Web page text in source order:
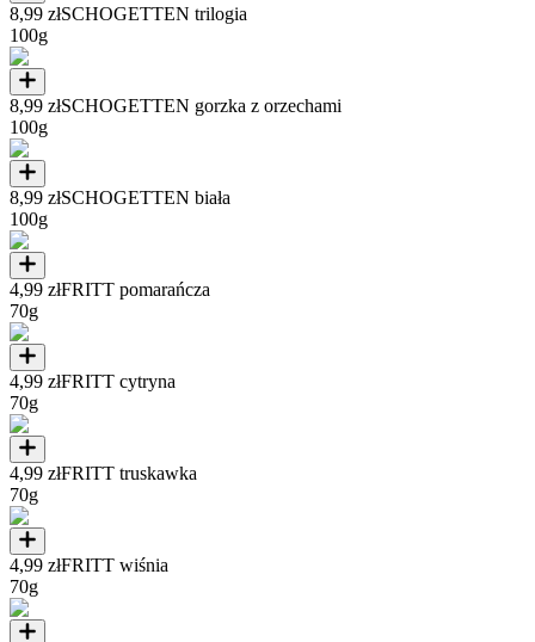
8,99 złSCHOGETTEN trilogia
100g
8,99 złSCHOGETTEN gorzka z orzechami
100g
8,99 złSCHOGETTEN biała
100g
4,99 złFRITT pomarańcza
70g
4,99 złFRITT cytryna
70g
4,99 złFRITT truskawka
70g
4,99 złFRITT wiśnia
70g